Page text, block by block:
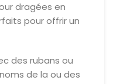
dragées en
pour offrir un
des rubans ou
de la ou des